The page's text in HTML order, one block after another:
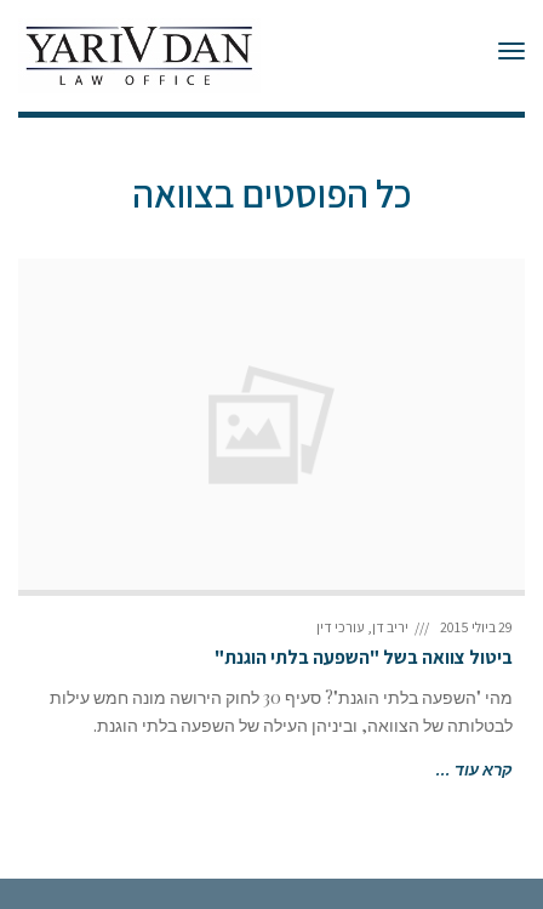
תפריט
כל הפוסטים בצוואה
29 ביולי 2015 יריב דן, עורכי דין
ביטול צוואה בשל "השפעה בלתי הוגנת"
מהי "השפעה בלתי הוגנת"? סעיף 30 לחוק הירושה מונה חמש עילות
לבטלותה של הצוואה, וביניהן העילה של השפעה בלתי הוגנת.
קרא עוד ...